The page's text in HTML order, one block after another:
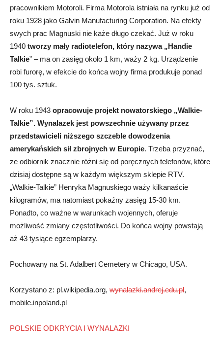
pracownikiem Motoroli. Firma Motorola istniała na rynku już od
roku 1928 jako Galvin Manufacturing Corporation. Na efekty
swych prac Magnuski nie każe długo czekać. Już w roku
1940 tworzy mały radiotelefon, który nazywa „Handie
Talkie” – ma on zasięg około 1 km, waży 2 kg. Urządzenie
robi furorę, w efekcie do końca wojny firma produkuje ponad
100 tys. sztuk.
W roku 1943 opracowuje projekt nowatorskiego „Walkie-
Talkie”. Wynalazek jest powszechnie używany przez
przedstawicieli niższego szczeble dowodzenia
amerykańskich sił zbrojnych w Europie. Trzeba przyznać,
ze odbiornik znacznie różni się od poręcznych telefonów, które
dzisiaj dostępne są w każdym większym sklepie RTV.
„Walkie-Talkie” Henryka Magnuskiego waży kilkanaście
kilogramów, ma natomiast pokaźny zasięg 15-30 km.
Ponadto, co ważne w warunkach wojennych, oferuje
możliwość zmiany częstotliwości. Do końca wojny powstają
aż 43 tysiące egzemplarzy.
Pochowany na St. Adalbert Cemetery w Chicago, USA.
Korzystano z: pl.wikipedia.org, wynalazki.andrej.edu.pl,
mobile.inpoland.pl
POLSKIE ODKRYCIA I WYNALAZKI